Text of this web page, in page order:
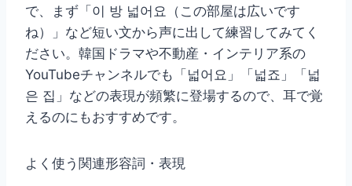
で、まず「이 방 넓어요（この部屋は広いです
ね）」など短い文から声に出して練習してみてく
ださい。韓国ドラマや不動産・インテリア系の
YouTubeチャンネルでも「넓어요」「넓죠」「넓
은 집」などの表現が頻繁に登場するので、耳で覚
えるのにもおすすめです。
よく使う関連形容詞・表現